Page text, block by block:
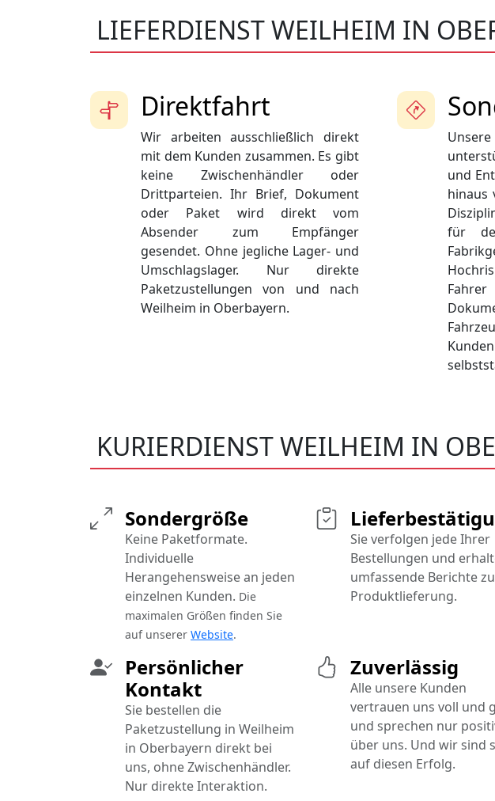
LIEFERDIENST WEILHEIM IN
und
hinaus
für
Direktfahrt
Wir arbeiten ausschließlich direkt
mit dem Kunden zusammen. Es gibt
keine Zwischenhändler oder
Drittparteien. Ihr Brief, Dokument
oder Paket wird direkt vom
Absender zum Empfänger
gesendet. Ohne jegliche Lager- und
Umschlagslager. Nur direkte
Paketzustellungen von und nach
Weilheim in Oberbayern.
KURIERDIENST WEILHEIM IN
Persönlicher
Kontakt
Sie bestellen die
Paketzustellung in Weilheim
in Oberbayern direkt bei
uns, ohne Zwischenhändler.
Nur direkte Interaktion.
Sondergröße
Keine Paketformate.
Individuelle
Herangehensweise an jeden
einzelnen Kunden. Die
maximalen Größen finden Sie
auf unserer Website.
Sie verfolgen jede Ihrer
Bestellungen und
umfassende Berichte
Produktlieferung.
Zuverlässig
Alle unsere Kunden
vertrauen uns voll und
und sprechen nur
über uns. Und wir sind
auf diesen Erfolg.